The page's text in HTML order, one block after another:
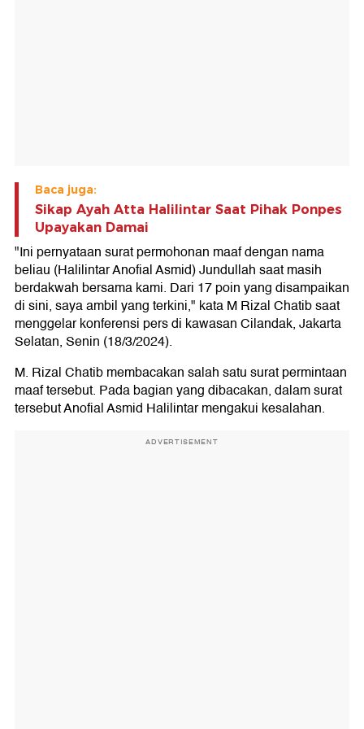
Baca juga:
Sikap Ayah Atta Halilintar Saat Pihak Ponpes
Upayakan Damai
"Ini pernyataan surat permohonan maaf dengan nama
beliau (Halilintar Anofial Asmid) Jundullah saat masih
berdakwah bersama kami. Dari 17 poin yang disampaikan
di sini, saya ambil yang terkini," kata M Rizal Chatib saat
menggelar konferensi pers di kawasan Cilandak, Jakarta
Selatan, Senin (18/3/2024).
M. Rizal Chatib membacakan salah satu surat permintaan
maaf tersebut. Pada bagian yang dibacakan, dalam surat
tersebut Anofial Asmid Halilintar mengakui kesalahan.
ADVERTISEMENT